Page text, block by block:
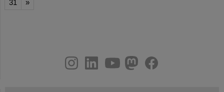
31
»
youtube
helmholtz.social
facebook